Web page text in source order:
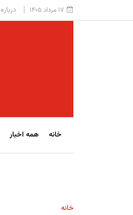
۱۷ مرداد ۱۴۰۵ درباره
خانه همه اخبار
خانه